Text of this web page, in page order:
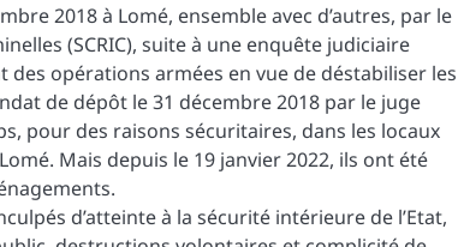
2018 à Lomé, ensemble avec d’autres, par le
(SCRIC), suite à une enquête judiciaire
opérations armées en vue de déstabiliser les
de dépôt le 31 décembre 2018 par le juge
pour des raisons sécuritaires, dans les locaux
Mais depuis le 19 janvier 2022, ils ont été
d’atteinte à la sécurité intérieure de l’Etat,